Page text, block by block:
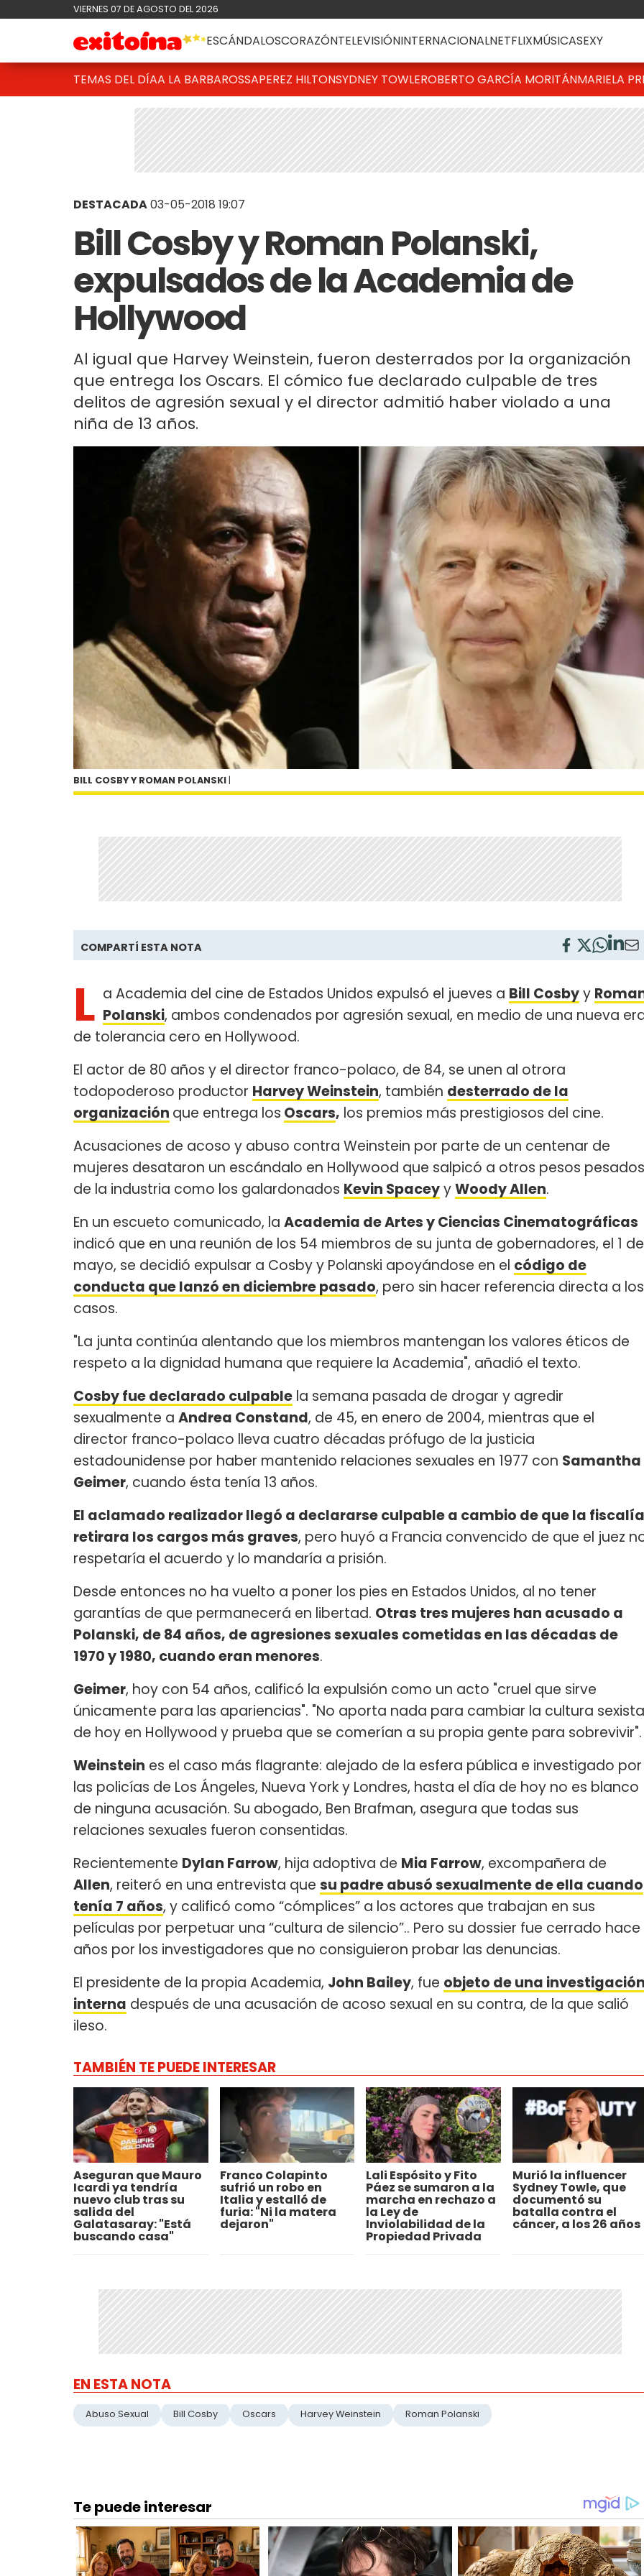
VIERNES 07 DE AGOSTO DEL 2026
ESCÁNDALOSCORAZÓNTELEVISIÓNINTERNACIONALNETFLIXMÚSICASEXY
TEMAS DEL DÍAA LA BARBAROSSAPEREZ HILTONSYDNEY TOWLEROBERTO GARCÍA MORITÁNMARIELA
DESTACADA03-05-2018 19:07
Bill Cosby y Roman Polanski,
expulsados de la Academia de
Hollywood
Al igual que Harvey Weinstein, fueron desterrados por la organización
que entrega los Oscars. El cómico fue declarado culpable de tres
delitos de agresión sexual y el director admitió haber violado a una
niña de 13 años.
BILL COSBY Y ROMAN POLANSKI |
COMPARTÍ ESTA NOTA
L a Academia del cine de Estados Unidos expulsó el jueves a Bill Cosbyy
Polanski, ambos condenados por agresión sexual, en medio de una nueva
de tolerancia cero en Hollywood.
El actor de 80 años y el director franco-polaco, de 84, se unen al otrora
todopoderoso productor Harvey Weinstein, también desterrado de la
organización que entrega los Oscars, los premios más prestigiosos del cine.
Acusaciones de acoso y abuso contra Weinstein por parte de un centenar de
mujeres desataron un escándalo en Hollywood que salpicó a otros pesos pesados
de la industria como los galardonados Kevin SpaceyyWoody Allen.
En un escueto comunicado, la Academia de Artes y Ciencias Cinematográficas
indicó que en una reunión de los 54 miembros de su junta de gobernadores, el 1 de
mayo, se decidió expulsar a Cosby y Polanski apoyándose en el código de
conducta que lanzó en diciembre pasado, pero sin hacer referencia directa a los
casos.
"La junta continúa alentando que los miembros mantengan los valores éticos de
respeto a la dignidad humana que requiere la Academia", añadió el texto.
Cosby fue declarado culpable la semana pasada de drogar y agredir
sexualmente a Andrea Constand, de 45, en enero de 2004, mientras que el
director franco-polaco lleva cuatro décadas prófugo de la justicia
estadounidense por haber mantenido relaciones sexuales en 1977 con Samantha
Geimer, cuando ésta tenía 13 años.
El aclamado realizador llegó a declararse culpable a cambio de que la fiscalía
retirara los cargos más graves, pero huyó a Francia convencido de que el juez
respetaría el acuerdo y lo mandaría a prisión.
Desde entonces no ha vuelto a poner los pies en Estados Unidos, al no tener
garantías de que permanecerá en libertad. Otras tres mujeres han acusado a
Polanski, de 84 años, de agresiones sexuales cometidas en las décadas de
1970 y 1980, cuando eran menores.
Geimer, hoy con 54 años, calificó la expulsión como un acto "cruel que sirve
únicamente para las apariencias". "No aporta nada para cambiar la cultura sexista
de hoy en Hollywood y prueba que se comerían a su propia gente para sobrevivir".
Weinstein es el caso más flagrante: alejado de la esfera pública e investigado por
las policías de Los Ángeles, Nueva York y Londres, hasta el día de hoy no es blanco
de ninguna acusación. Su abogado, Ben Brafman, asegura que todas sus
relaciones sexuales fueron consentidas.
Recientemente Dylan Farrow, hija adoptiva de Mia Farrow, excompañera de
Allen, reiteró en una entrevista que su padre abusó sexualmente de ella cuando
tenía 7 años, y calificó como “cómplices” a los actores que trabajan en sus
películas por perpetuar una “cultura de silencio”.. Pero su dossier fue cerrado hace
años por los investigadores que no consiguieron probar las denuncias.
El presidente de la propia Academia, John Bailey, fue objeto de una
interna después de una acusación de acoso sexual en su contra, de la que salió
ileso.
TAMBIÉN TE PUEDE INTERESAR
Aseguran que Mauro
Icardi ya tendría
nuevo club tras su
salida del
Galatasaray: "Está
buscando casa"
Franco Colapinto
sufrió un robo en
Italia y estalló de
furia: "Ni la matera
dejaron"
Lali Espósito y Fito
Páez se sumaron a la
marcha en rechazo a
la Ley de
Inviolabilidad de la
Propiedad Privada
Murió la influencer
Sydney Towle, que
documentó su
batalla contra el
cáncer, a los 26 años
EN ESTA NOTA
Abuso Sexual Bill Cosby Oscars Harvey Weinstein Roman Polanski